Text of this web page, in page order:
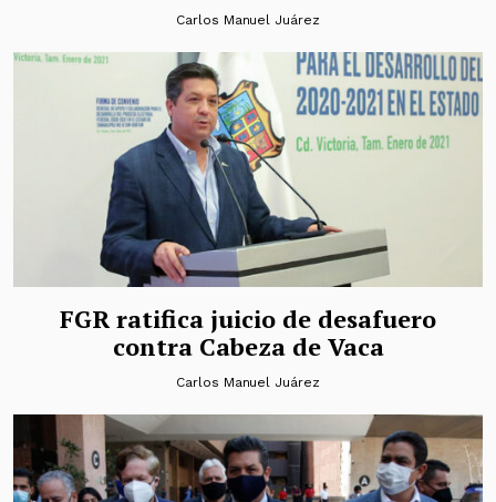
Carlos Manuel Juárez
FGR ratifica juicio de desafuero
contra Cabeza de Vaca
Carlos Manuel Juárez